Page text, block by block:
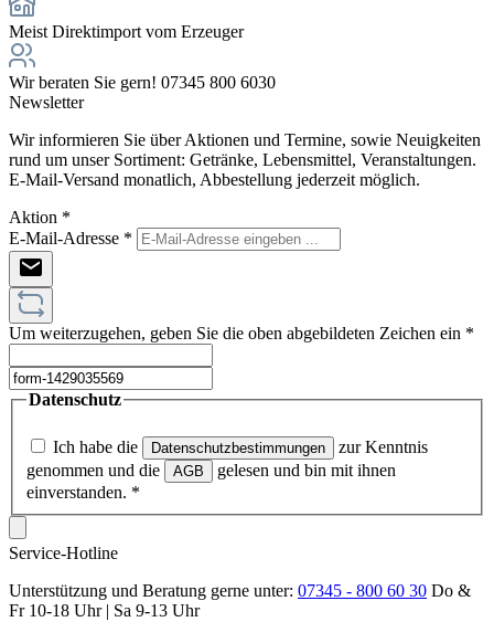
Meist Direktimport vom Erzeuger
Wir beraten Sie gern! 07345 800 6030
Newsletter
Wir informieren Sie über Aktionen und Termine, sowie Neuigkeiten
rund um unser Sortiment: Getränke, Lebensmittel, Veranstaltungen.
E-Mail-Versand monatlich, Abbestellung jederzeit möglich.
Aktion *
E-Mail-Adresse *
Um weiterzugehen, geben Sie die oben abgebildeten Zeichen ein *
Datenschutz
Ich habe die Datenschutzbestimmungen
zur Kenntnis
genommen und die
AGB
gelesen und bin mit ihnen
einverstanden. *
Service-Hotline
Unterstützung und Beratung gerne unter: 07345 - 800 60 30 Do &
Fr 10-18 Uhr | Sa 9-13 Uhr